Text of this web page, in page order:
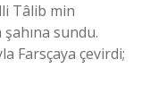
Tâlib min
şahına sundu.
Farsçaya çevirdi;